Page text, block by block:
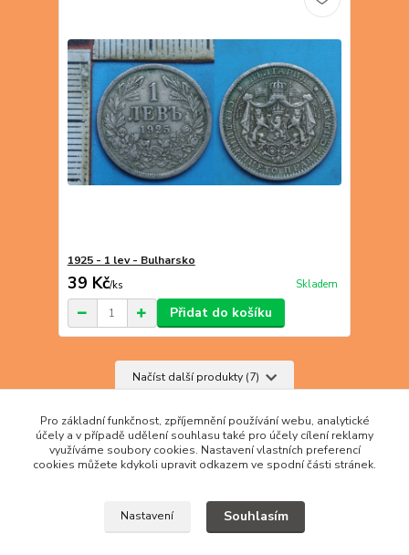
1925 - 1 lev - Bulharsko
39 Kč/ks Skladem
Přidat do košíku
Načíst další produkty (7)
Pro základní funkčnost, zpříjemnění používání webu, analytické
účely a v případě udělení souhlasu také pro účely cílení reklamy
využíváme soubory cookies. Nastavení vlastních preferencí
cookies můžete kdykoli upravit odkazem ve spodní části stránek.
Nastavení Souhlasím